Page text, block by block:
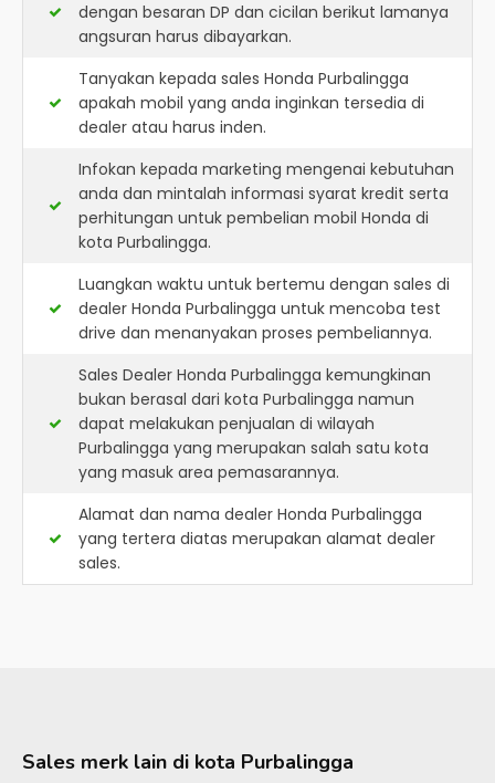
dengan besaran DP dan cicilan berikut lamanya
angsuran harus dibayarkan.
Tanyakan kepada sales Honda Purbalingga
apakah mobil yang anda inginkan tersedia di
dealer atau harus inden.
Infokan kepada marketing mengenai kebutuhan
anda dan mintalah informasi syarat kredit serta
perhitungan untuk pembelian mobil Honda di
kota Purbalingga.
Luangkan waktu untuk bertemu dengan sales di
dealer Honda Purbalingga untuk mencoba test
drive dan menanyakan proses pembeliannya.
Sales Dealer Honda Purbalingga kemungkinan
bukan berasal dari kota Purbalingga namun
dapat melakukan penjualan di wilayah
Purbalingga yang merupakan salah satu kota
yang masuk area pemasarannya.
Alamat dan nama dealer Honda Purbalingga
yang tertera diatas merupakan alamat dealer
sales.
Sales merk lain di kota Purbalingga